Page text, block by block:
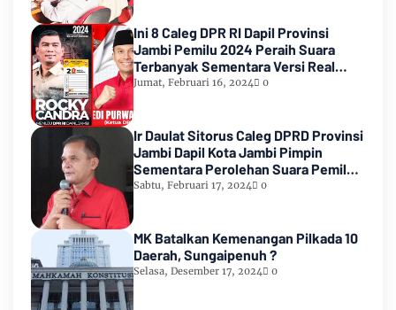
Ini 8 Caleg DPR RI Dapil Provinsi
Jambi Pemilu 2024 Peraih Suara
Terbanyak Sementara Versi Real
Count KPU RI
Jumat, Februari 16, 2024 0
Ir Daulat Sitorus Caleg DPRD Provinsi
Jambi Dapil Kota Jambi Pimpin
Sementara Perolehan Suara Pemilu
2024
Sabtu, Februari 17, 2024 0
MK Batalkan Kemenangan Pilkada 10
Daerah, Sungaipenuh ?
Selasa, Desember 17, 2024 0